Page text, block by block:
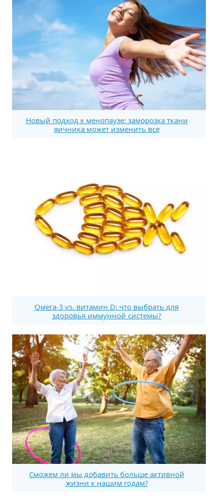
Новый подход к менопаузе: заморозка ткани
яичника может изменить все
Омега-3 vs. витамин D: что выбрать для
здоровья иммунной системы?
Сможем ли мы добавить больше активной
жизни к нашим годам?